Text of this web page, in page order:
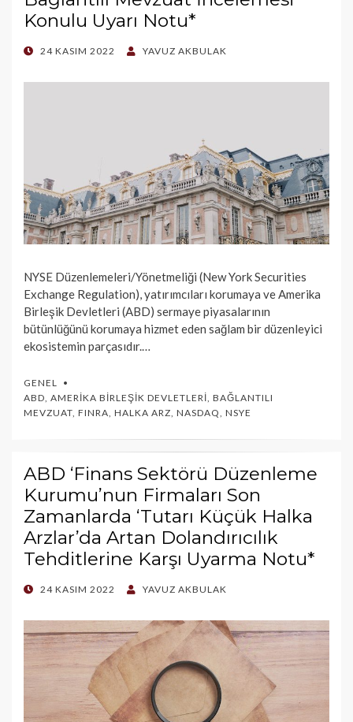
Konulu Uyarı Notu*
POSTED
24 KASIM 2022 YAVUZ AKBULAK
NYSE Düzenlemeleri/Yönetmeliği (New York Securities
Exchange Regulation), yatırımcıları korumaya ve Amerika
Birleşik Devletleri (ABD) sermaye piyasalarının
bütünlüğünü korumaya hizmet eden sağlam bir düzenleyici
ekosistemin parçasıdır.…
GENEL
ABD AMERIKA BIRLEŞIK DEVLETLERI BAĞLANTILI
MEVZUAT FINRA HALKA ARZ NASDAQ NSYE
ABD ‘Finans Sektörü Düzenleme
Kurumu’nun Firmaları Son
Zamanlarda ‘Tutarı Küçük Halka
Arzlar’da Artan Dolandırıcılık
Tehditlerine Karşı Uyarma Notu*
POSTED
24 KASIM 2022 YAVUZ AKBULAK